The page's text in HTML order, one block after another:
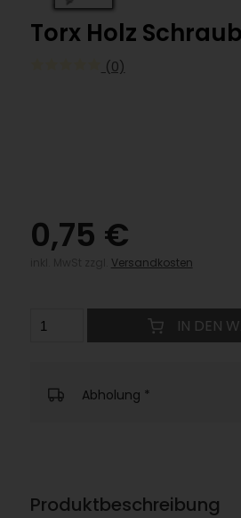
Torx Holz
(0)
0,75 €
Versandkosten
IN DEN
Abholung *
Produktbeschreibung